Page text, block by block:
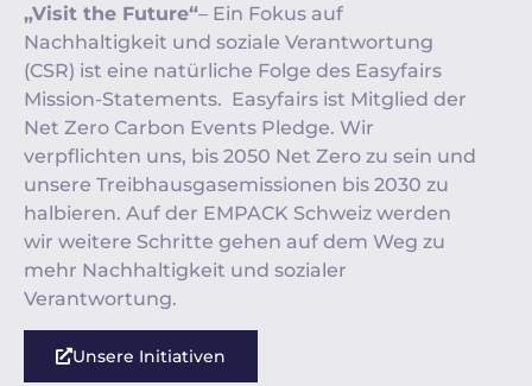
„Visit the Future“– Ein Fokus auf
Nachhaltigkeit und soziale Verantwortung
(CSR) ist eine natürliche Folge des Easyfairs
Mission-Statements. Easyfairs ist Mitglied der
Net Zero Carbon Events Pledge. Wir
verpflichten uns, bis 2050 Net Zero zu sein und
unsere Treibhausgasemissionen bis 2030 zu
halbieren. Auf der EMPACK Schweiz werden
wir weitere Schritte gehen auf dem Weg zu
mehr Nachhaltigkeit und sozialer
Verantwortung.
Unsere Initiativen